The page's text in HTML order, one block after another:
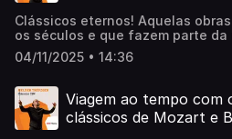
Clássicos eternos! Aquelas
os séculos e que fazem parte
muitos ouvintes. Obras primas de
Brahma, Dvorak e Tchaikovsky,
destaque nesta edição de
comentarista Helder Trefzger.
Ouça a conversa completa!
04/11/2025 • 14:36
Viagem ao tempo com
clássicos de Mozart e